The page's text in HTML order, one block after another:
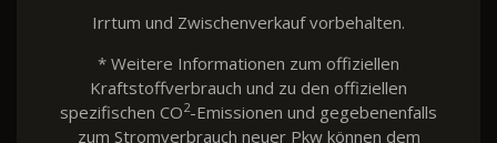
Irrtum und Zwischenverkauf vorbehalten.
* Weitere Informationen zum offiziellen
Kraftstoffverbrauch und zu den offiziellen
spezifischen CO2-Emissionen und gegebenenfalls
zum Stromverbrauch neuer Pkw können dem